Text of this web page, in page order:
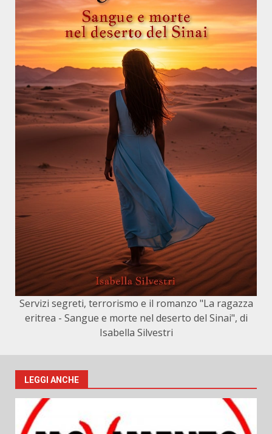
Servizi segreti, terrorismo e il romanzo "La ragazza
eritrea - Sangue e morte nel deserto del Sinai", di
Isabella Silvestri
LEGGI ANCHE